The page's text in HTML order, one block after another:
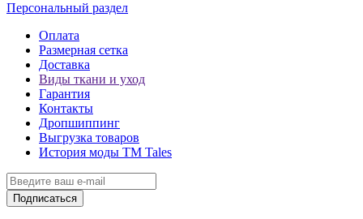
Персональный раздел
Оплата
Размерная сетка
Доставка
Виды ткани и уход
Гарантия
Контакты
Дропшиппинг
Выгрузка товаров
История моды ТМ Tales
Подписаться